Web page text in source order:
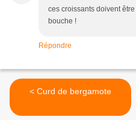
ces croissants doivent
bouche !
Répondre
< Curd de bergamote